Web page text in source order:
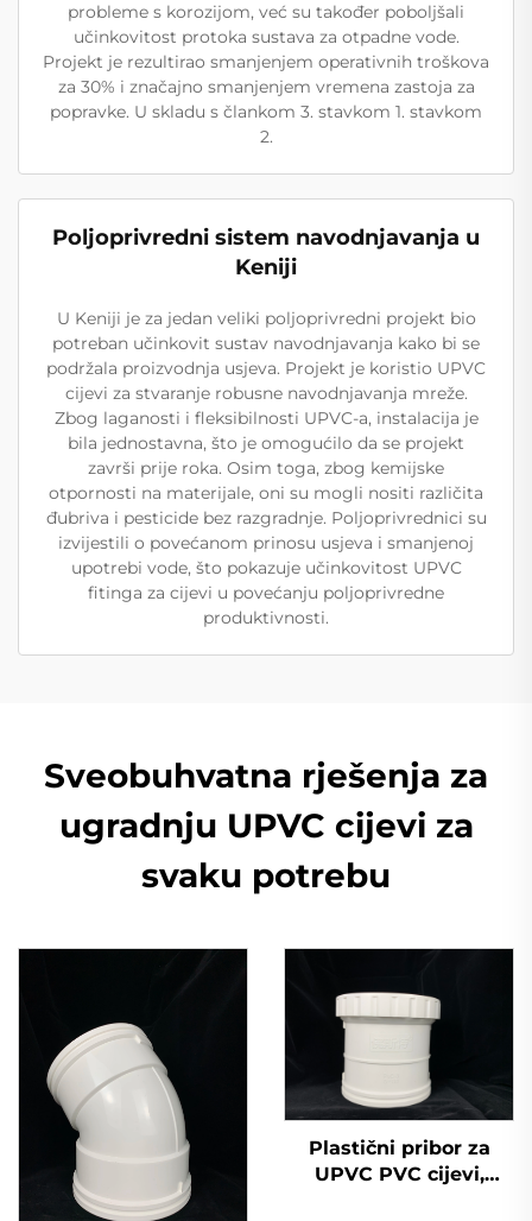
probleme s korozijom, već su također poboljšali
učinkovitost protoka sustava za otpadne vode.
Projekt je rezultirao smanjenjem operativnih troškova
za 30% i značajno smanjenjem vremena zastoja za
popravke. U skladu s člankom 3. stavkom 1. stavkom
2.
Poljoprivredni sistem navodnjavanja u
Keniji
U Keniji je za jedan veliki poljoprivredni projekt bio
potreban učinkovit sustav navodnjavanja kako bi se
podržala proizvodnja usjeva. Projekt je koristio UPVC
cijevi za stvaranje robusne navodnjavanja mreže.
Zbog laganosti i fleksibilnosti UPVC-a, instalacija je
bila jednostavna, što je omogućilo da se projekt
završi prije roka. Osim toga, zbog kemijske
otpornosti na materijale, oni su mogli nositi različita
đubriva i pesticide bez razgradnje. Poljoprivrednici su
izvijestili o povećanom prinosu usjeva i smanjenoj
upotrebi vode, što pokazuje učinkovitost UPVC
fitinga za cijevi u povećanju poljoprivredne
produktivnosti.
Sveobuhvatna rješenja za
ugradnju UPVC cijevi za
svaku potrebu
Plastični pribor za
UPVC PVC cijevi,